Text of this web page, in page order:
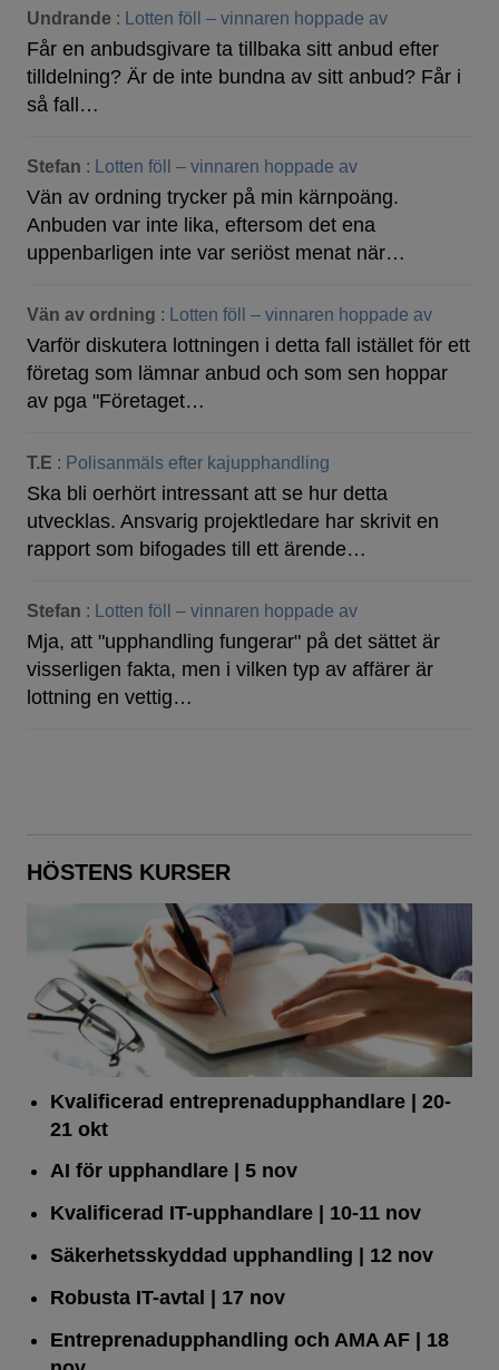
Undrande : Lotten föll – vinnaren hoppade av
Får en anbudsgivare ta tillbaka sitt anbud efter
tilldelning? Är de inte bundna av sitt anbud? Får i
så fall…
Stefan : Lotten föll – vinnaren hoppade av
Vän av ordning trycker på min kärnpoäng.
Anbuden var inte lika, eftersom det ena
uppenbarligen inte var seriöst menat när…
Vän av ordning : Lotten föll – vinnaren hoppade av
Varför diskutera lottningen i detta fall istället för ett
företag som lämnar anbud och som sen hoppar
av pga "Företaget…
T.E : Polisanmäls efter kajupphandling
Ska bli oerhört intressant att se hur detta
utvecklas. Ansvarig projektledare har skrivit en
rapport som bifogades till ett ärende…
Stefan : Lotten föll – vinnaren hoppade av
Mja, att "upphandling fungerar" på det sättet är
visserligen fakta, men i vilken typ av affärer är
lottning en vettig…
HÖSTENS KURSER
Kvalificerad entreprenad­upphandlare | 20-
21 okt
AI för upphandlare| 5 nov
Kvalificerad IT-upphandlare| 10-11 nov
Säkerhetsskyddad upphandling | 12 nov
Robusta IT-avtal | 17 nov
Entreprenadupphandling och AMA AF| 18